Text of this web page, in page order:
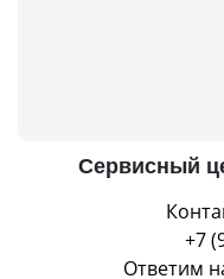
Сервисный
+7
Ответим